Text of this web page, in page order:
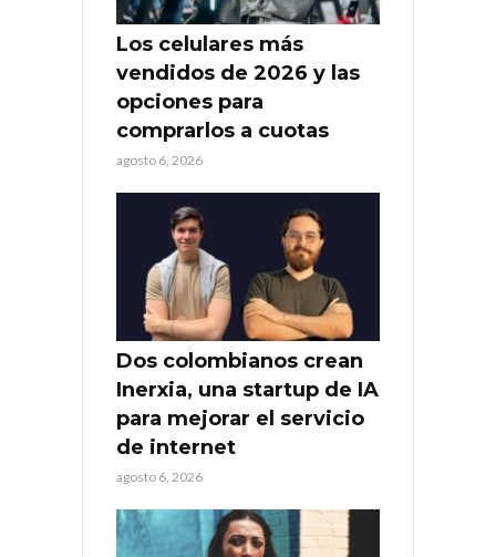
Los celulares más
vendidos de 2026 y las
opciones para
comprarlos a cuotas
agosto 6, 2026
Dos colombianos crean
Inerxia, una startup de IA
para mejorar el servicio
de internet
agosto 6, 2026